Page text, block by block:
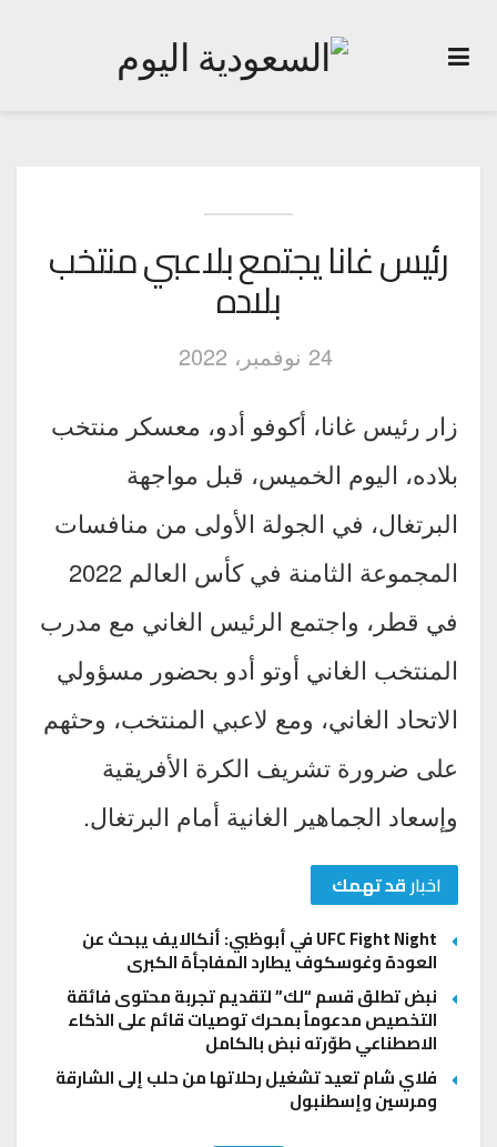
رئيس غانا يجتمع بلاعبي منتخب
بلاده
24 نوفمبر، 2022
زار رئيس غانا، أكوفو أدو، معسكر منتخب
بلاده، اليوم الخميس، قبل مواجهة
البرتغال، في الجولة الأولى من منافسات
المجموعة الثامنة في كأس العالم 2022
في قطر، واجتمع الرئيس الغاني مع مدرب
المنتخب الغاني أوتو أدو بحضور مسؤولي
الاتحاد الغاني، ومع لاعبي المنتخب، وحثهم
على ضرورة تشريف الكرة الأفريقية
وإسعاد الجماهير الغانية أمام البرتغال.
اخبارقد تهمك
UFC Fight Night في أبوظبي: أنكالايف يبحث عن
العودة وغوسكوف يطارد المفاجأة الكبرى
نبض تطلق قسم “لك” لتقديم تجربة محتوى فائقة
التخصيص مدعوماً بمحرك توصيات قائم على الذكاء
الاصطناعي طوّرته نبض بالكامل
فلاي شام تعيد تشغيل رحلاتها من حلب إلى الشارقة
ومرسين وإسطنبول